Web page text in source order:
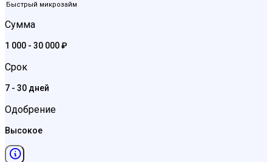
Быстрый микрозайм
Сумма
1 000 - 30 000 ₽
Срок
7 - 30 дней
Одобрение
Высокое